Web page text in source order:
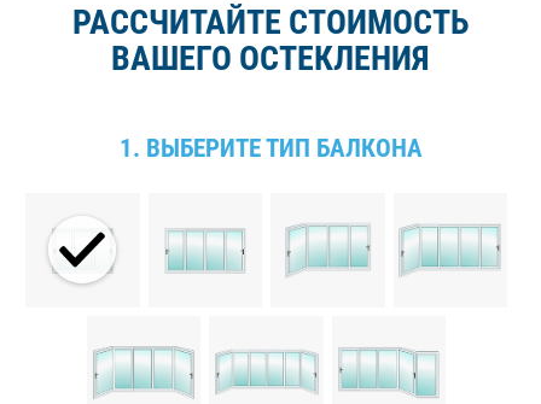
РАССЧИТАЙТЕ СТОИМОСТЬ
ВАШЕГО ОСТЕКЛЕНИЯ
1. ВЫБЕРИТЕ ТИП БАЛКОНА